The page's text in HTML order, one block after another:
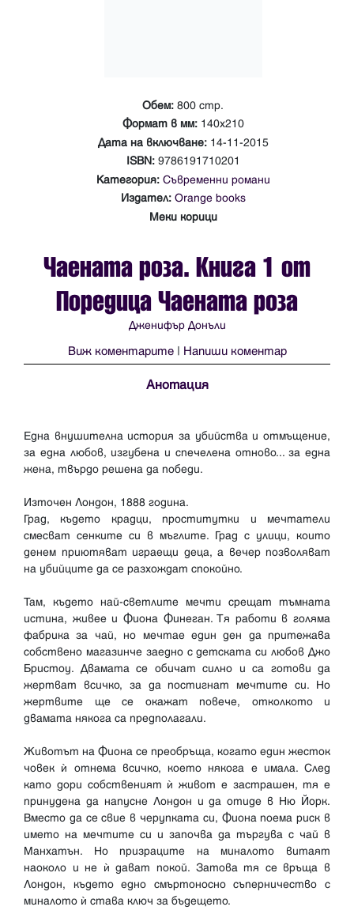
Обем: 800 стр.
Формат в мм: 140х210
Дата на включване: 14-11-2015
ISBN: 9786191710201
Категория: Съвременни романи
Издател: Orange books
Меки корици
Чаената роза. Книга 1 от
Поредица Чаената роза
Дженифър Донъли
Виж коментарите | Напиши коментар
Анотация
Една внушителна история за убийства и отмъщение,
за една любов, изгубена и спечелена отново... за една
жена, твърдо решена да победи.
Източен Лондон, 1888 година.
Град, където крадци, проститутки и мечтатели
смесват сенките си в мъглите. Град с улици, които
денем приютяват играещи деца, а вечер позволяват
на убийците да се разхождат спокойно.
Там, където най-светлите мечти срещат тъмната
истина, живее и Фиона Финеган. Тя работи в голяма
фабрика за чай, но мечтае един ден да притежава
собствено магазинче заедно с детската си любов Джо
Бристоу. Двамата се обичат силно и са готови да
жертват всичко, за да постигнат мечтите си. Но
жертвите ще се окажат повече, отколкото и
двамата някога са предполагали.
Животът на Фиона се преобръща, когато един жесток
човек ѝ отнема всичко, което някога е имала. След
като дори собственият ѝ живот е застрашен, тя е
принудена да напусне Лондон и да отиде в Ню Йорк.
Вместо да се свие в черупката си, Фиона поема риск в
името на мечтите си и започва да търгува с чай в
Манхатън. Но призраците на миналото витаят
наоколо и не ѝ дават покой. Затова тя се връща в
Лондон, където едно смъртоносно съперничество с
миналото ѝ става ключ за бъдещето.